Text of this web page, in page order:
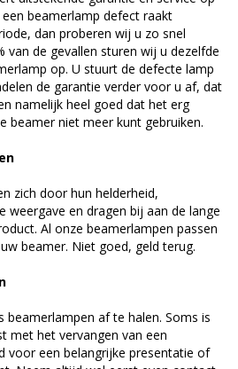
beamerlamp defect raakt
dan proberen wij u zo snel
van de gevallen sturen wij u dezelfde
op. U stuurt de defecte lamp
de garantie verder voor u af, dat
namelijk heel goed dat het erg
beamer niet meer kunt gebruiken.
zich door hun helderheid,
weergave en dragen bij aan de lange
Al onze beamerlampen passen
beamer. Niet goed, geld terug.
af te halen. Soms is
met het vervangen van een
voor een belangrijke presentatie of